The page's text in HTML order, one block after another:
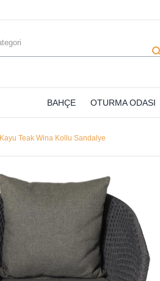
search
BAHÇE OTURMA ODASI
Kayu Teak Wina Kollu Sandalye